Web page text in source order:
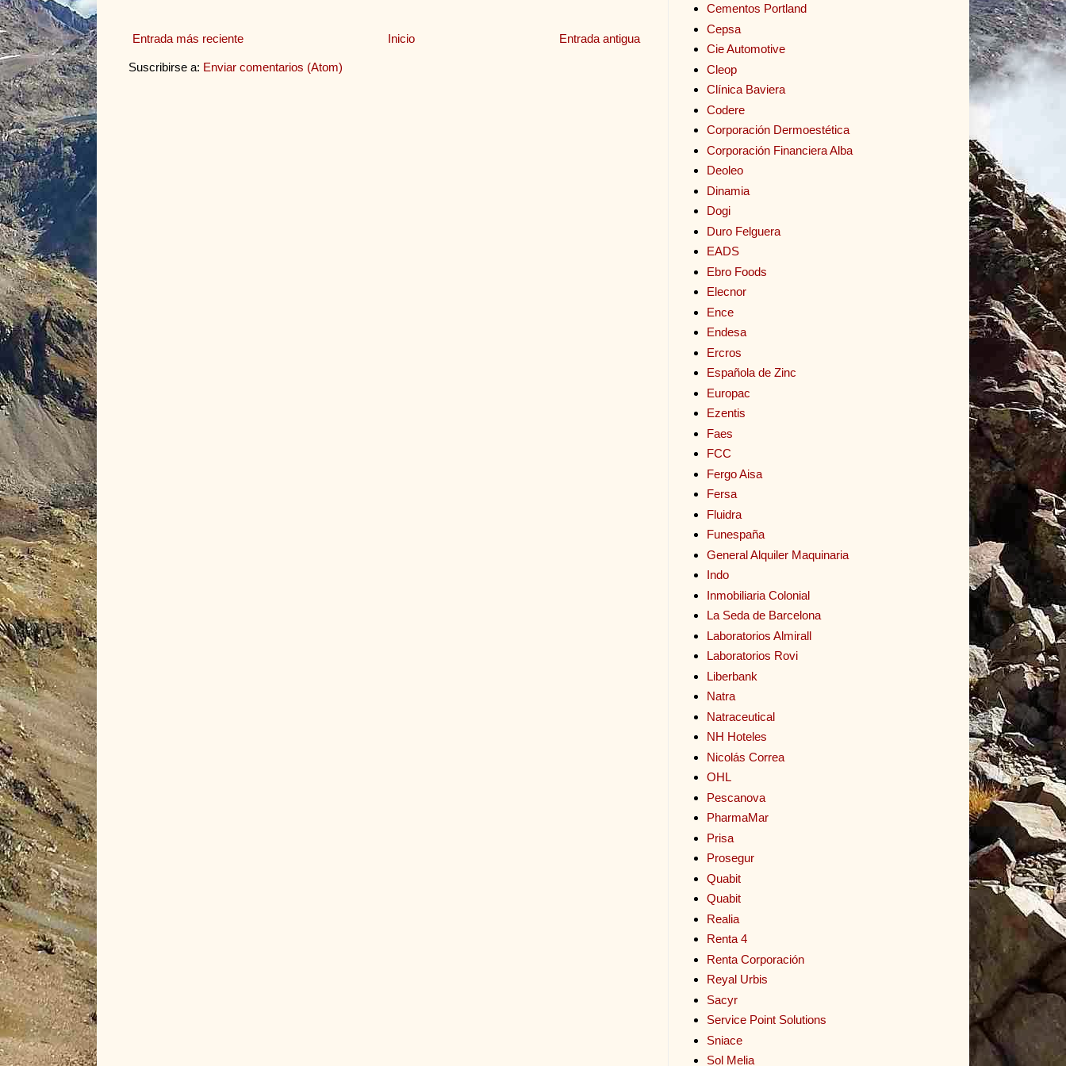
Entrada más reciente Entrada antigua
Inicio
Suscribirse a: Enviar comentarios (Atom)
Cementos Portland
Cepsa
Cie Automotive
Cleop
Clínica Baviera
Codere
Corporación Dermoestética
Corporación Financiera Alba
Deoleo
Dinamia
Dogi
Duro Felguera
EADS
Ebro Foods
Elecnor
Ence
Endesa
Ercros
Española de Zinc
Europac
Ezentis
Faes
FCC
Fergo Aisa
Fersa
Fluidra
Funespaña
General Alquiler Maquinaria
Indo
Inmobiliaria Colonial
La Seda de Barcelona
Laboratorios Almirall
Laboratorios Rovi
Liberbank
Natra
Natraceutical
NH Hoteles
Nicolás Correa
OHL
Pescanova
PharmaMar
Prisa
Prosegur
Quabit
Quabit
Realia
Renta 4
Renta Corporación
Reyal Urbis
Sacyr
Service Point Solutions
Sniace
Sol Melia